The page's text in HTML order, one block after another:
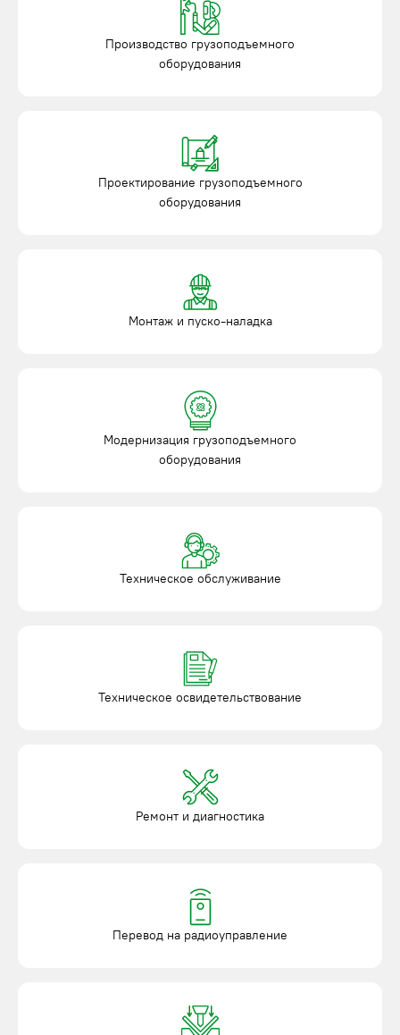
Производство грузоподъемного
оборудования
Проектирование грузоподъемного
оборудования
Монтаж и пуско-наладка
Модернизация грузоподъемного
оборудования
Техническое обслуживание
Техническое освидетельствование
Ремонт и диагностика
Перевод на радиоуправление